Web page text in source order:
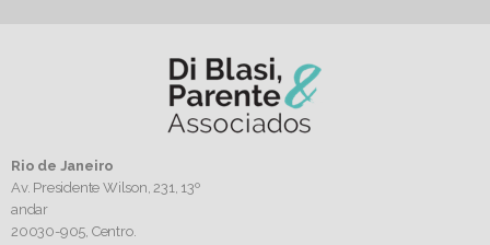
Rio de Janeiro
Av. Presidente Wilson, 231, 13º
andar
20030-905, Centro.